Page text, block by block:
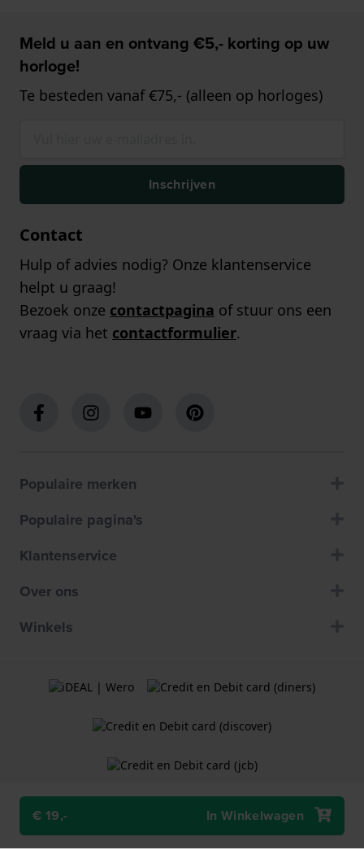
€ 19,- In Winkelwagen
Meld u aan en ontvang €5,- korting op uw
horloge!
Te besteden vanaf €75,- (alleen op horloges)
Inschrijven
Contact
Hulp of advies nodig? Onze klantenservice
helpt u graag!
Bezoek onze contactpagina of stuur ons een
vraag via het contactformulier.
Populaire merken
Populaire pagina's
Klantenservice
Over ons
Winkels